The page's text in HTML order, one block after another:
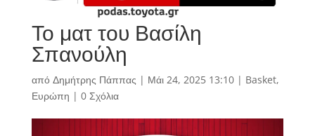
Το ματ του Βασίλη
Σπανούλη
από Δημήτρης Πάππας | Μάι 24, 2025 13:10| Basket,
Ευρώπη | 0 Σχόλια